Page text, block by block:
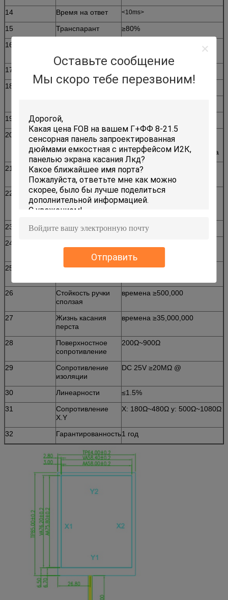
Оставьте сообщение
Мы скоро тебе перезвоним!
Отправить
14 Время на ответ <10ms>
15 Транспарант
≥80%
16
17
Стекло + фильм
18
Толщина
Стекло ITO: 1.8mm
19
Светлая передача
20
Стойкость
чем 50.000.000 касаний в
одном положении без отказа
21
Водители
доступные
Windows 2000, Windows XP,
Windows NT, Линукс, Mac
22
Поверхностное
избавление
Покрытие слепимости
трудное; Кольцо Анти--
23
Сертификаты
CE, FCC, RoHS
24
25
Ручка ударяя
≥10,000,000/point
26
Стойкость ручки
сползая
времена ≥500,000
27
Жизнь касания
перста
времена ≥35,000,000
28
Поверхностное
сопротивление
200Ω~900Ω
29
Сопротивление
изоляции
DC 25V ≥20MΩ @
30 Линеарности
≤1.5%
31
Сопротивление
X.Y
X: 180Ω~480Ω y: 500Ω~1080Ω
32 Гарантированность1 год